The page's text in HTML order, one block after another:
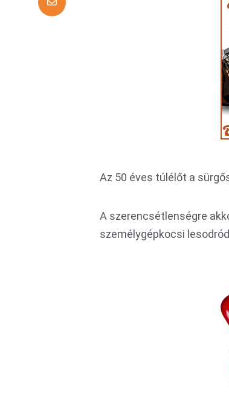
Az 50 éves túlélőt a
A szerencsétlenségre
személygépkocsi